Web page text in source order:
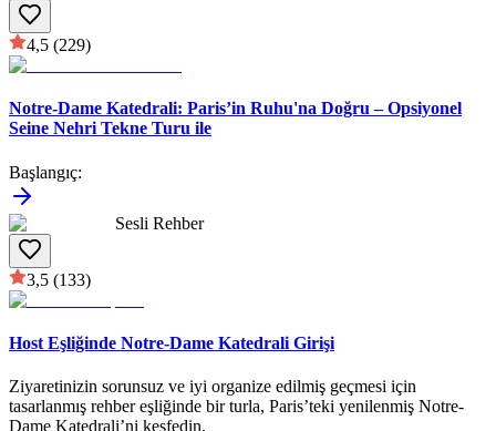
4,5 (229)
Notre-Dame Katedrali: Paris’in Ruhu'na Doğru – Opsiyonel
Seine Nehri Tekne Turu ile
Başlangıç:
Sesli Rehber
3,5 (133)
Host Eşliğinde Notre-Dame Katedrali Girişi
Ziyaretinizin sorunsuz ve iyi organize edilmiş geçmesi için
tasarlanmış rehber eşliğinde bir turla, Paris’teki yenilenmiş Notre-
Dame Katedrali’ni keşfedin.